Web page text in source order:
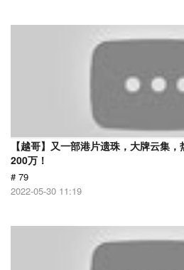
【越哥】又一部港片遗珠，大牌云集
200万！
# 79
2022-05-30 11:19